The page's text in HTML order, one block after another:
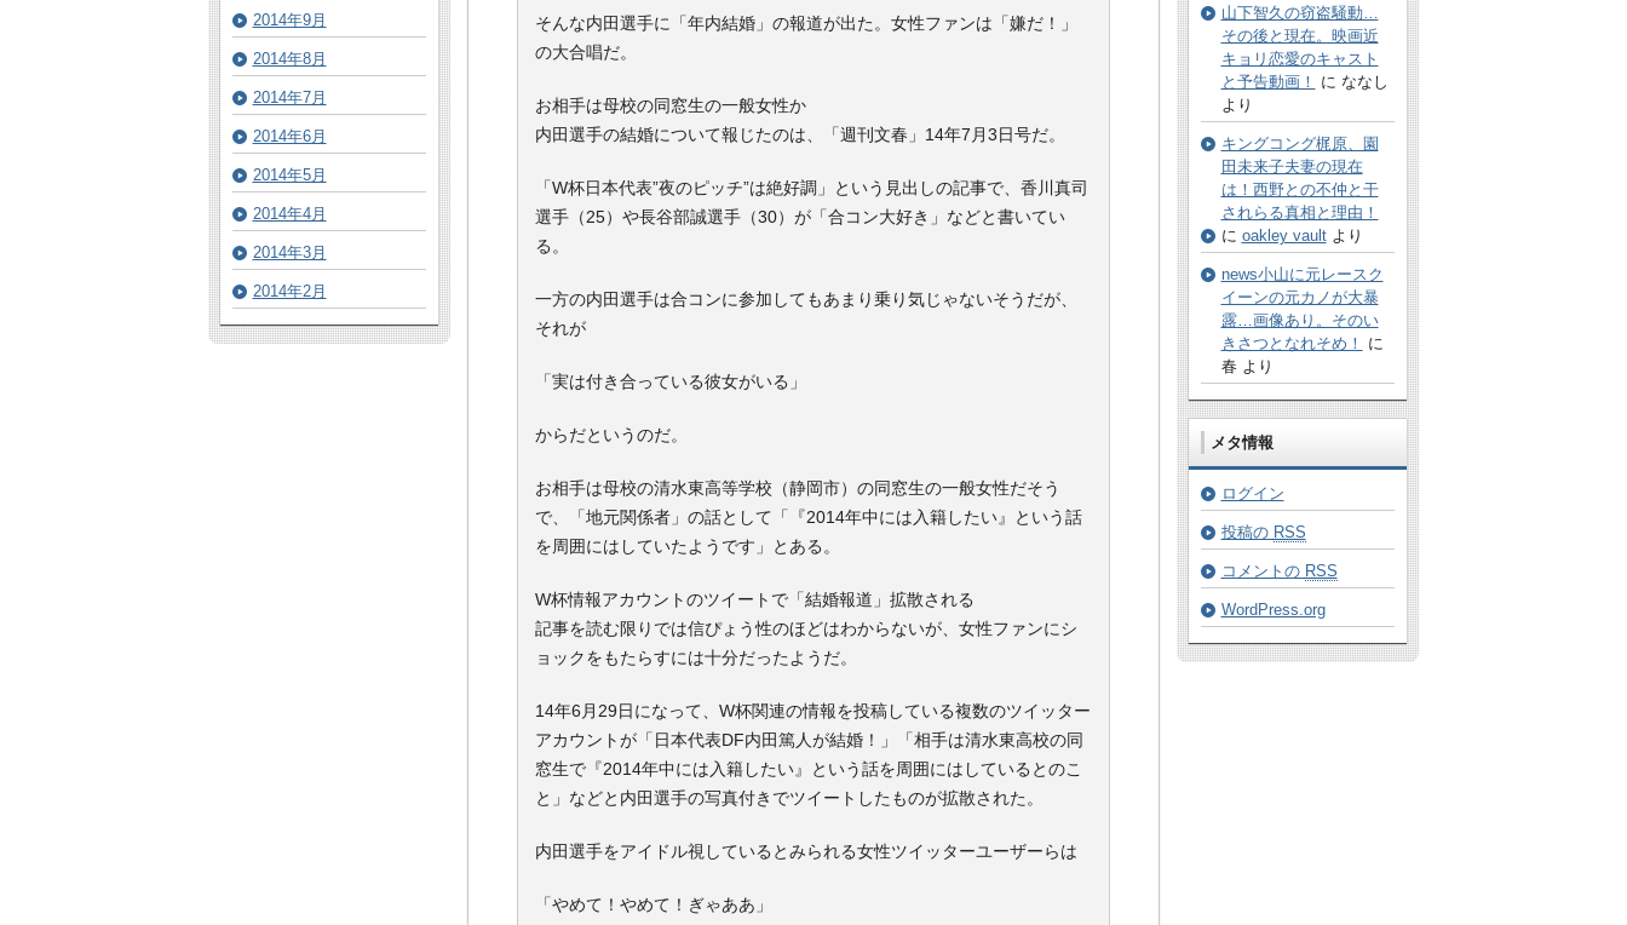
そんな内田選手に「年内結婚」の報道が出た。女性ファンは「嫌だ！」
の大合唱だ。
お相手は母校の同窓生の一般女性か
内田選手の結婚について報じたのは、「週刊文春」14年7月3日号だ。
「W杯日本代表”夜のピッチ”は絶好調」という見出しの記事で、香川真司
選手（25）や長谷部誠選手（30）が「合コン大好き」などと書いてい
る。
一方の内田選手は合コンに参加してもあまり乗り気じゃないそうだが、
それが
「実は付き合っている彼女がいる」
からだというのだ。
お相手は母校の清水東高等学校（静岡市）の同窓生の一般女性だそう
で、「地元関係者」の話として「『2014年中には入籍したい』という話
を周囲にはしていたようです」とある。
W杯情報アカウントのツイートで「結婚報道」拡散される
記事を読む限りでは信ぴょう性のほどはわからないが、女性ファンにシ
ョックをもたらすには十分だったようだ。
14年6月29日になって、W杯関連の情報を投稿している複数のツイッター
アカウントが「日本代表DF内田篤人が結婚！」「相手は清水東高校の同
窓生で『2014年中には入籍したい』という話を周囲にはしているとのこ
と」などと内田選手の写真付きでツイートしたものが拡散された。
内田選手をアイドル視しているとみられる女性ツイッターユーザーらは
「やめて！やめて！ぎゃああ」
2014年9月
2014年8月
2014年7月
2014年6月
2014年5月
2014年4月
2014年3月
2014年2月
山下智久の窃盗騒動…
その後と現在。映画近
キョリ恋愛のキャスト
と予告動画！
に ななし
より
キングコング梶原、園
田未来子夫妻の現在
は！西野との不仲と干
されらる真相と理由！
に oakley vaultより
news小山に元レースク
イーンの元カノが大暴
露…画像あり。そのい
きさつとなれそめ！
に
春 より
メタ情報
ログイン
投稿の RSS
コメントの RSS
WordPress.org